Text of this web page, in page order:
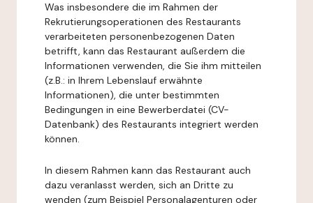
Was insbesondere die im Rahmen der
Rekrutierungsoperationen des Restaurants
verarbeiteten personenbezogenen Daten
betrifft, kann das Restaurant außerdem die
Informationen verwenden, die Sie ihm mitteilen
(z.B.: in Ihrem Lebenslauf erwähnte
Informationen), die unter bestimmten
Bedingungen in eine Bewerberdatei (CV-
Datenbank) des Restaurants integriert werden
können.
In diesem Rahmen kann das Restaurant auch
dazu veranlasst werden, sich an Dritte zu
wenden (zum Beispiel Personalagenturen oder